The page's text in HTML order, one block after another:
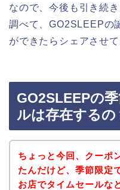
なので、今後も引き続
調べて、GO2SLEEPの
ができたらシェアさせ
GO2SLEEPの
ルは存在するの
ちょっと今回、クーポ
たんだけど、季節限定
お店でタイムセールな